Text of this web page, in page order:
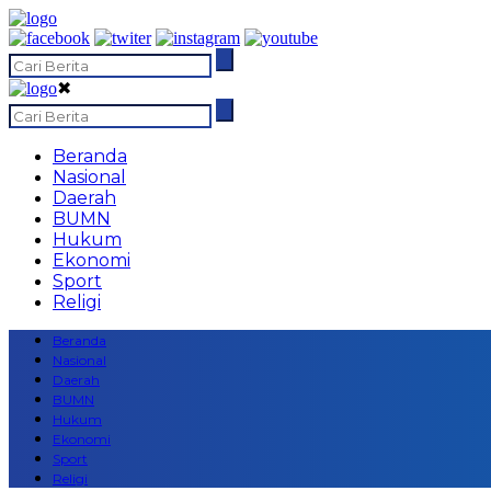
✖
Beranda
Nasional
Daerah
BUMN
Hukum
Ekonomi
Sport
Religi
Beranda
Nasional
Daerah
BUMN
Hukum
Ekonomi
Sport
Religi